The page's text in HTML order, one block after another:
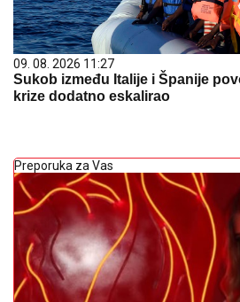
09. 08. 2026 11:27
Sukob između Italije i Španije
krize dodatno eskalirao
Preporuka za Vas